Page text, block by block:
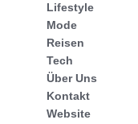
Lifestyle
Mode
Reisen
Tech
Über Uns
Kontakt
Website